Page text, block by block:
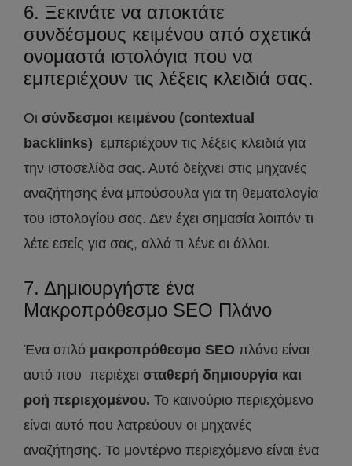
6. Ξεκινάτε να αποκτάτε
συνδέσμους κειμένου από σχετικά
ονομαστά ιστολόγια που να
εμπεριέχουν τις λέξεις κλειδιά σας.
Οι σύνδεσμοι κειμένου (contextual
backlinks) εμπεριέχουν τις λέξεις κλειδιά για
την ιστοσελίδα σας. Αυτό δείχνει στις μηχανές
αναζήτησης ένα μπούσουλα για τη θεματολογία
του ιστολογίου σας. Δεν έχει σημασία λοιπόν τι
λέτε εσείς για σας, αλλά τι λένε οι άλλοι.
7. Δημιουργήστε ένα
Μακροπρόθεσμο SEO Πλάνο
Ένα απλό μακροπρόθεσμο SEO πλάνο είναι
αυτό που περιέχει σταθερή δημιουργία και
ροή περιεχομένου. Το καινούριο περιεχόμενο
είναι αυτό που λατρεύουν οι μηχανές
αναζήτησης. Το μοντέρνο περιεχόμενο είναι ένα